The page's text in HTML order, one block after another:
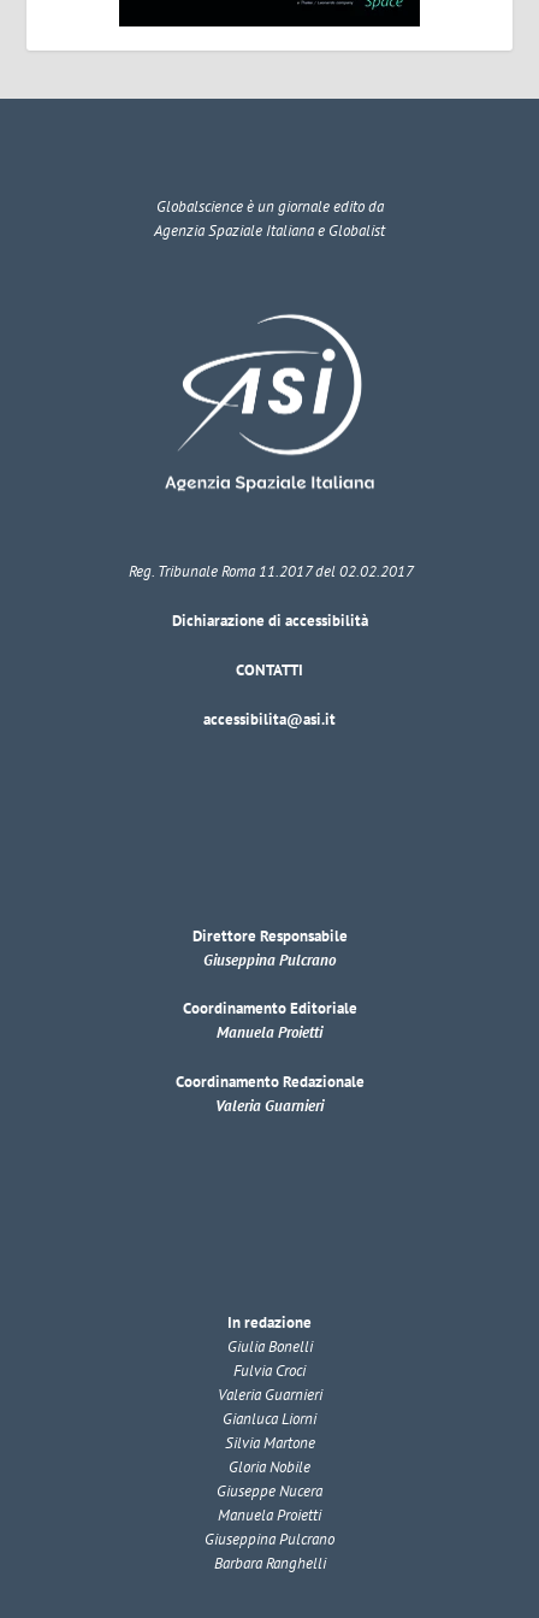
Globalscienceè un giornale edito da
Agenzia Spaziale Italiana e Globalist
Reg. Tribunale Roma 11.2017 del 02.02.2017
Dichiarazione di accessibilità
CONTATTI
accessibilita@asi.it
Direttore Responsabile
Giuseppina Pulcrano
Coordinamento Editoriale
Manuela Proietti
Coordinamento Redazionale
Valeria Guarnieri
In redazione
Giulia Bonelli
Fulvia Croci
Valeria Guarnieri
Gianluca Liorni
Silvia Martone
Gloria Nobile
Giuseppe Nucera
Manuela Proietti
Giuseppina Pulcrano
Barbara Ranghelli